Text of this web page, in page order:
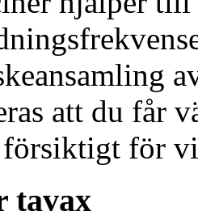
att du får
för
tavax